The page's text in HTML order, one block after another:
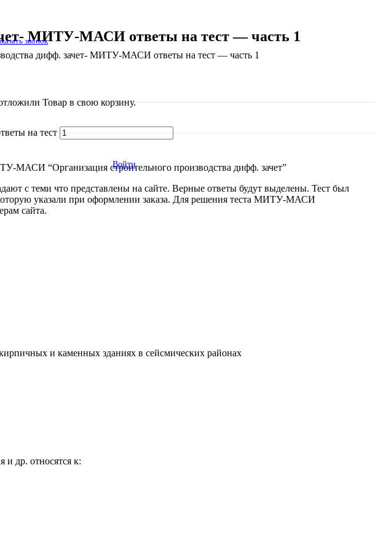
звонок
Товар в свою корзину.
Войти
МИТУ-МАСИ ответы на тест — часть 1
дифф. зачет- МИТУ-МАСИ ответы на тест — часть 1
на тест
МАСИ “Организация строительного производства дифф. зачет”
с теми что представлены на сайте. Верные ответы будут выделены. Тест был
указали при оформлении заказа. Для решения теста МИТУ-МАСИ
сайта.
и каменных зданиях в сейсмических районах
и др. относятся к: